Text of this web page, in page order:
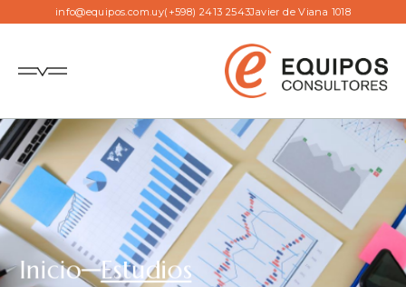
info@equipos.com.uy(+598) 2413 2543Javier de Viana 1018
Inicio Estudios